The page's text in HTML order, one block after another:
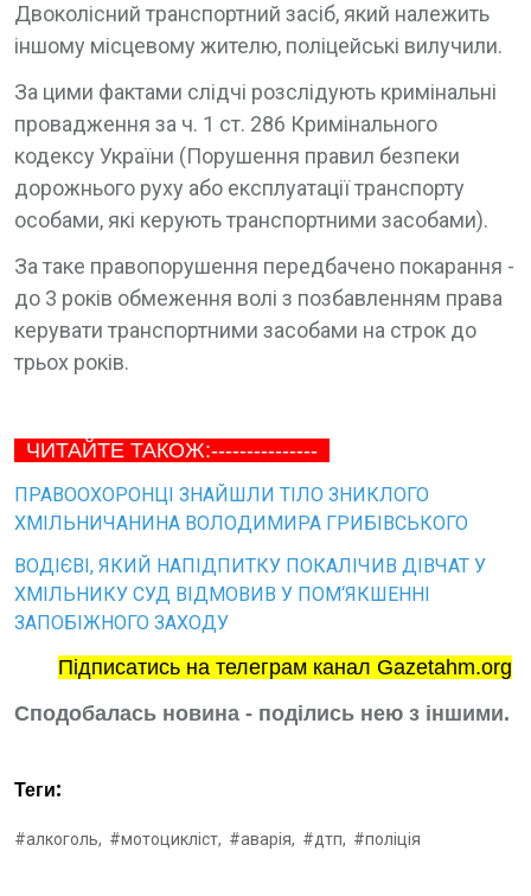
Двоколісний транспортний засіб, який належить
іншому місцевому жителю, поліцейські вилучили.
За цими фактами слідчі розслідують кримінальні
провадження за ч. 1 ст. 286 Кримінального
кодексу України (Порушення правил безпеки
дорожнього руху або експлуатації транспорту
особами, які керують транспортними засобами).
За таке правопорушення передбачено покарання -
до 3 років обмеження волі з позбавленням права
керувати транспортними засобами на строк до
трьох років.
ЧИТАЙТЕ ТАКОЖ:---------------
ПРАВООХОРОНЦІ ЗНАЙШЛИ ТІЛО ЗНИКЛОГО
ХМІЛЬНИЧАНИНА ВОЛОДИМИРА ГРИБІВСЬКОГО
ВОДІЄВІ, ЯКИЙ НАПІДПИТКУ ПОКАЛІЧИВ ДІВЧАТ У
ХМІЛЬНИКУ СУД ВІДМОВИВ У ПОМ‘ЯКШЕННІ
ЗАПОБІЖНОГО ЗАХОДУ
Підписатись на телеграм канал Gazetahm.org
Сподобалась новина - поділись нею з іншими.
Теги:
#алкоголь, #мотоцикліст, #аварія, #дтп, #поліція